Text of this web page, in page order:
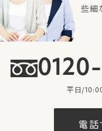
些細
平日/
電話